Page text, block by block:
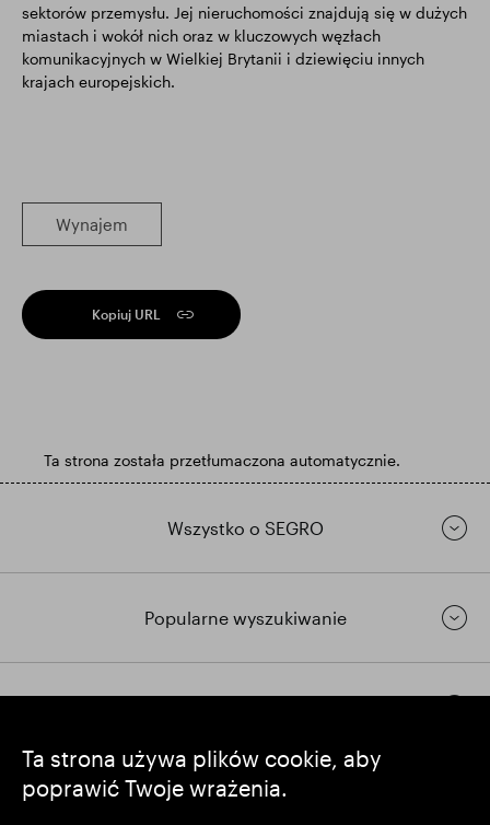
Ta strona używa plików cookie, aby
poprawić Twoje wrażenia.
sektorów przemysłu. Jej nieruchomości znajdują się w dużych
miastach i wokół nich oraz w kluczowych węzłach
komunikacyjnych w Wielkiej Brytanii i dziewięciu innych
krajach europejskich.
Wynajem
Kopiuj URL
Ta strona została przetłumaczona automatycznie.
Wszystko o SEGRO
Popularne wyszukiwanie
https://www.linkedin.com/
https://www.youtube.com/